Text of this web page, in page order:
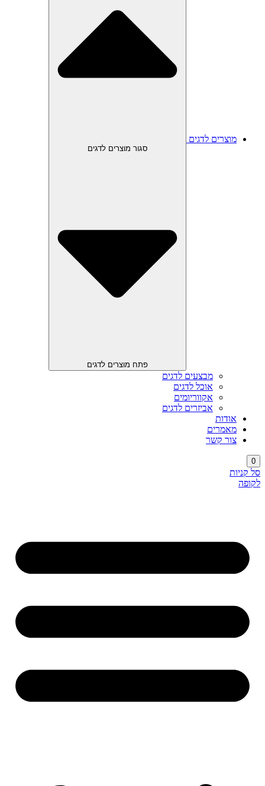
מוצרים לדגים
סגור מוצרים לדגים
פתח מוצרים לדגים
מבצעים לדגים
אוכל לדגים
אקווריומים
אביזרים לדגים
אודות
מאמרים
צור קשר
0
סל קניות
לקופה